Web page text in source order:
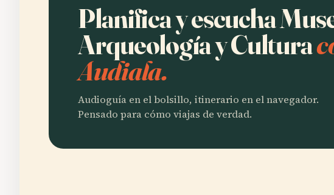
Planifica y escucha
Arqueología y Cultura
Audiala.
Audioguía en el bolsillo, itinerario en el navegador.
Pensado para cómo viajas de verdad.